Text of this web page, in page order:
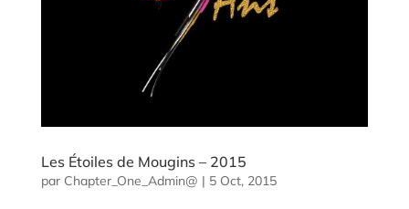
Les Étoiles de Mougins – 2015
par Chapter_One_Admin@ | 5 Oct, 2015